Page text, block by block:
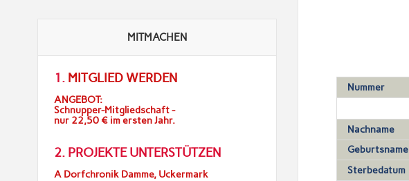
Nummer
Nachname
Geburtsname
Sterbedatum
MITMACHEN
1. MITGLIED WERDEN
ANGEBOT:
Schnupper-Mitgliedschaft -
nur 22,50 € im ersten Jahr.
2. PROJEKTE UNTERSTÜTZEN
A Dorfchronik Damme, Uckermark